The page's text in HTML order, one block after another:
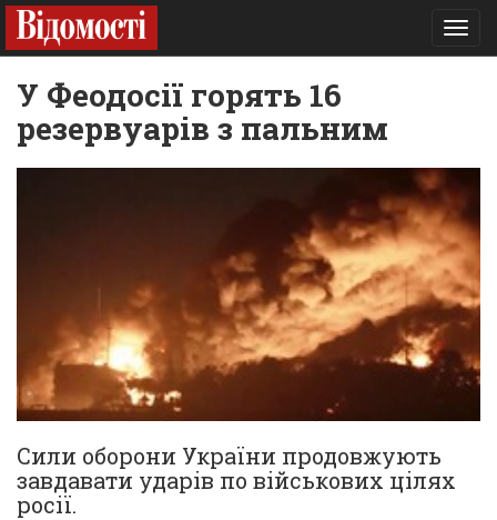
У Феодосії горять 16
резервуарів з пальним
Сили оборони України продовжують
завдавати ударів по військових цілях
росії.